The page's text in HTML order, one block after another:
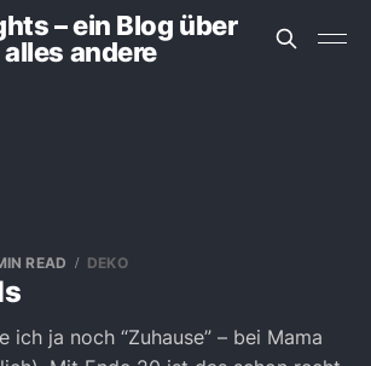
– ein Blog über
andere
READ DEKO
ich ja noch “Zuhause” – bei Mama